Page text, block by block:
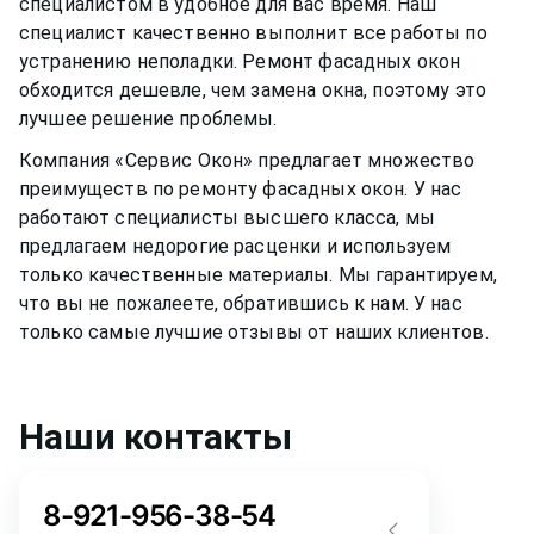
специалист качественно выполнит все работы по
устранению неполадки. Ремонтфасадных окон
обходится дешевле, чем замена окна, поэтому это
лучшее решение проблемы.
Компания «Сервис Окон» предлагает множество
преимуществ по ремонту фасадных окон. У нас
работают специалисты высшего класса, мы
предлагаем недорогие расценки и используем
только качественные материалы. Мы гарантируем,
что вы не пожалеете, обратившись к нам. У нас
только самые лучшие отзывы от наших клиентов.
Наши контакты
8-921-956-38-54